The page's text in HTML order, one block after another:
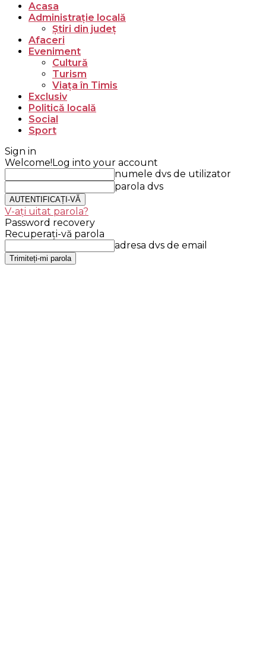
Acasa
Administrație locală
Știri din județ
Afaceri
Eveniment
Cultură
Turism
Viața în Timis
Exclusiv
Politică locală
Social
Sport
Sign in
Welcome!Log into your account
numele dvs de utilizator
parola dvs
V-ați uitat parola?
Password recovery
Recuperați-vă parola
adresa dvs de email